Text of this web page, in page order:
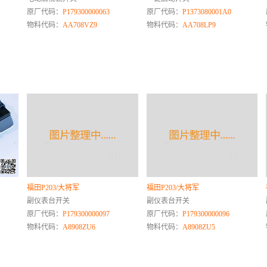
原厂代码： P179300000063
物料代码： AA708VZ9
原厂代码： P1373080001A0
物料代码：
AA708LP9
福田P203/大将军
副仪表台开关
原厂代码： P179300000097
物料代码： A8908ZU6
福田P203/大将军
副仪表台开关
原厂代码： P179300000096
物料代码： A8908ZU5